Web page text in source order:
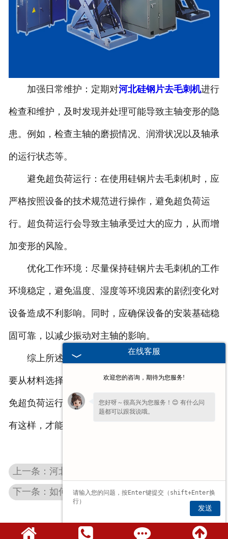
加强日常维护：定期对河北硅钢片去毛刺机进行
检查和维护，及时发现并处理可能导致主轴变形的隐
患。例如，检查主轴的磨损情况、润滑状况以及轴承
的运行状态等。
避免超负荷运行：在使用硅钢片去毛刺机时，应
严格按照设备的技术规范进行操作，避免超负荷运
行。超负荷运行会导致主轴承受过大的应力，从而增
加变形的风险。
优化工作环境：尽量保持硅钢片去毛刺机的工作
环境稳定，避免温度、湿度等环境因素的剧烈变化对
设备造成不利影响。同时，应确保设备的安装基础稳
固可靠，以减少振动对主轴的影响。
综上所述，预防硅钢片去毛刺机中心主轴变形需
要从材料选择、结构设计、制造工艺、日常维护、避
免超负荷运行以及优化工作环境等多个方面入手。只
有这样，才能确保设备的稳定运行和延长使用寿命。
上一条：河北去毛刺机的工作原理介绍
下一条：如何提高河北中心孔磨床的抗震能力？
在线客服
欢迎您的咨询，期待为您服务!
您好呀～很高兴为您服务！😊 有什么问
题都可以跟我说哦。
发送